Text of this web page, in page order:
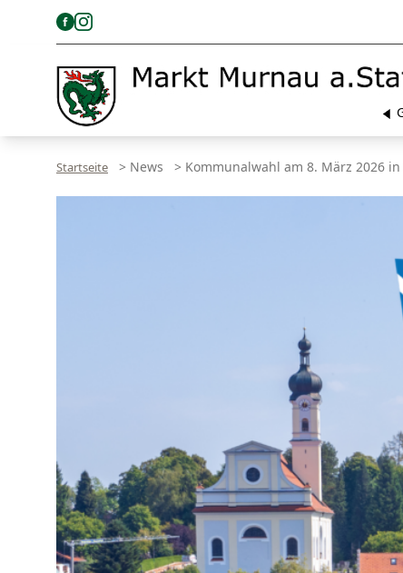
Startseite > News > Kommunalwahl am 8. März 2026